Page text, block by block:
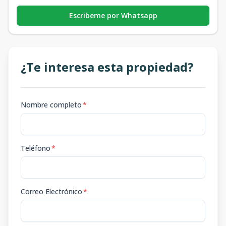
Escribeme por Whatsapp
¿Te interesa esta propiedad?
Nombre completo*
Teléfono*
Correo Electrónico*